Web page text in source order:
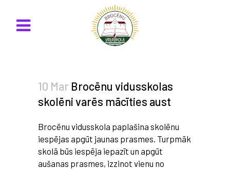
10 Mar Brocēnu vidusskolas
skolēni varēs mācīties aust
Brocēnu vidusskola paplašina skolēnu
iespējas apgūt jaunas prasmes. Turpmāk
skolā būs iespēja iepazīt un apgūt
aušanas prasmes, izzinot vienu no